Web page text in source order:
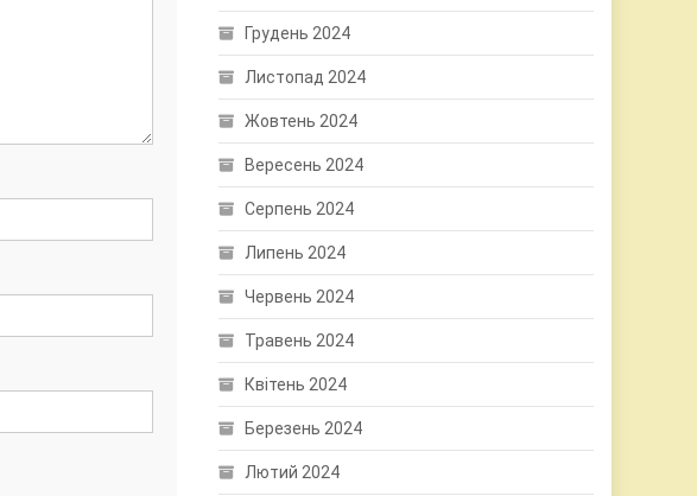
Грудень 2024
Листопад 2024
Жовтень 2024
Вересень 2024
Серпень 2024
Липень 2024
Червень 2024
Травень 2024
Квітень 2024
Березень 2024
Лютий 2024